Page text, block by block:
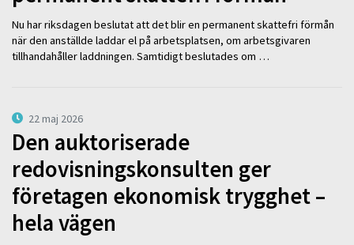
Nu har riksdagen beslutat att det blir en permanent skattefri förmån
när den anställde laddar el på arbetsplatsen, om arbetsgivaren
tillhandahåller laddningen. Samtidigt beslutades om …
22 maj 2026
Den auktoriserade
redovisningskonsulten ger
företagen ekonomisk trygghet –
hela vägen